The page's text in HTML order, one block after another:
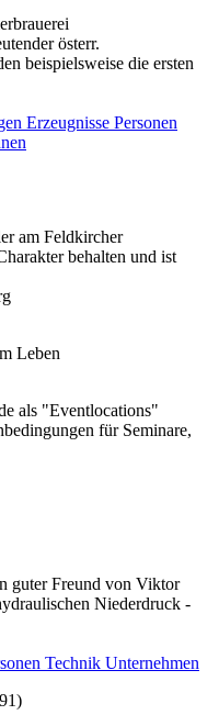
österr.
beispielsweise die ersten
Erzeugnisse Personen
am Feldkircher
behalten und ist
als "Eventlocations"
für Seminare,
guter Freund von Viktor
Niederdruck -
Technik Unternehmen